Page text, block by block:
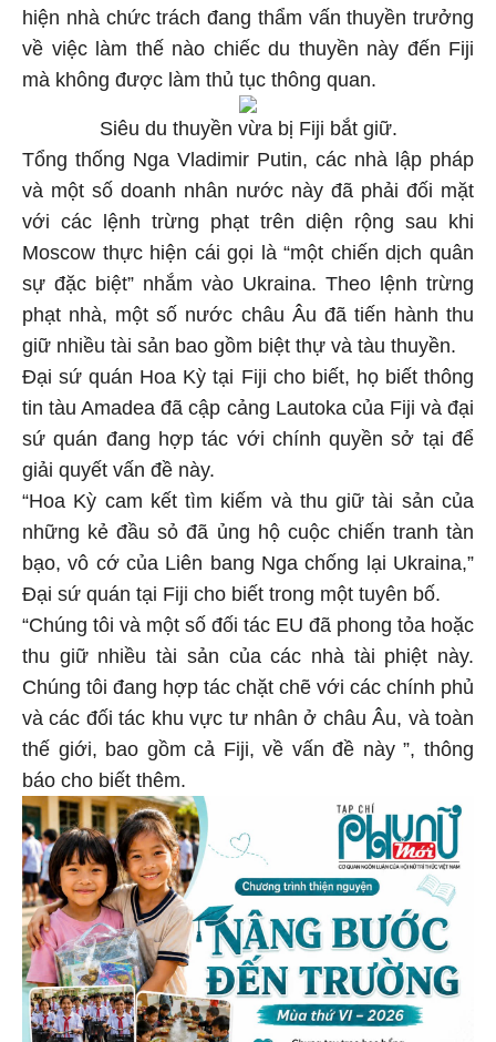
hiện nhà chức trách đang thẩm vấn thuyền trưởng
về việc làm thế nào chiếc du thuyền này đến Fiji
mà không được làm thủ tục thông quan.
Siêu du thuyền vừa bị Fiji bắt giữ.
Tổng thống Nga Vladimir Putin, các nhà lập pháp
và một số doanh nhân nước này đã phải đối mặt
với các lệnh trừng phạt trên diện rộng sau khi
Moscow thực hiện cái gọi là “một chiến dịch quân
sự đặc biệt” nhắm vào Ukraina. Theo lệnh trừng
phạt nhà, một số nước châu Âu đã tiến hành thu
giữ nhiều tài sản bao gồm biệt thự và tàu thuyền.
Đại sứ quán Hoa Kỳ tại Fiji cho biết, họ biết thông
tin tàu Amadea đã cập cảng Lautoka của Fiji và đại
sứ quán đang hợp tác với chính quyền sở tại để
giải quyết vấn đề này.
“Hoa Kỳ cam kết tìm kiếm và thu giữ tài sản của
những kẻ đầu sỏ đã ủng hộ cuộc chiến tranh tàn
bạo, vô cớ của Liên bang Nga chống lại Ukraina,”
Đại sứ quán tại Fiji cho biết trong một tuyên bố.
“Chúng tôi và một số đối tác EU đã phong tỏa hoặc
thu giữ nhiều tài sản của các nhà tài phiệt này.
Chúng tôi đang hợp tác chặt chẽ với các chính phủ
và các đối tác khu vực tư nhân ở châu Âu, và toàn
thế giới, bao gồm cả Fiji, về vấn đề này ”, thông
báo cho biết thêm.